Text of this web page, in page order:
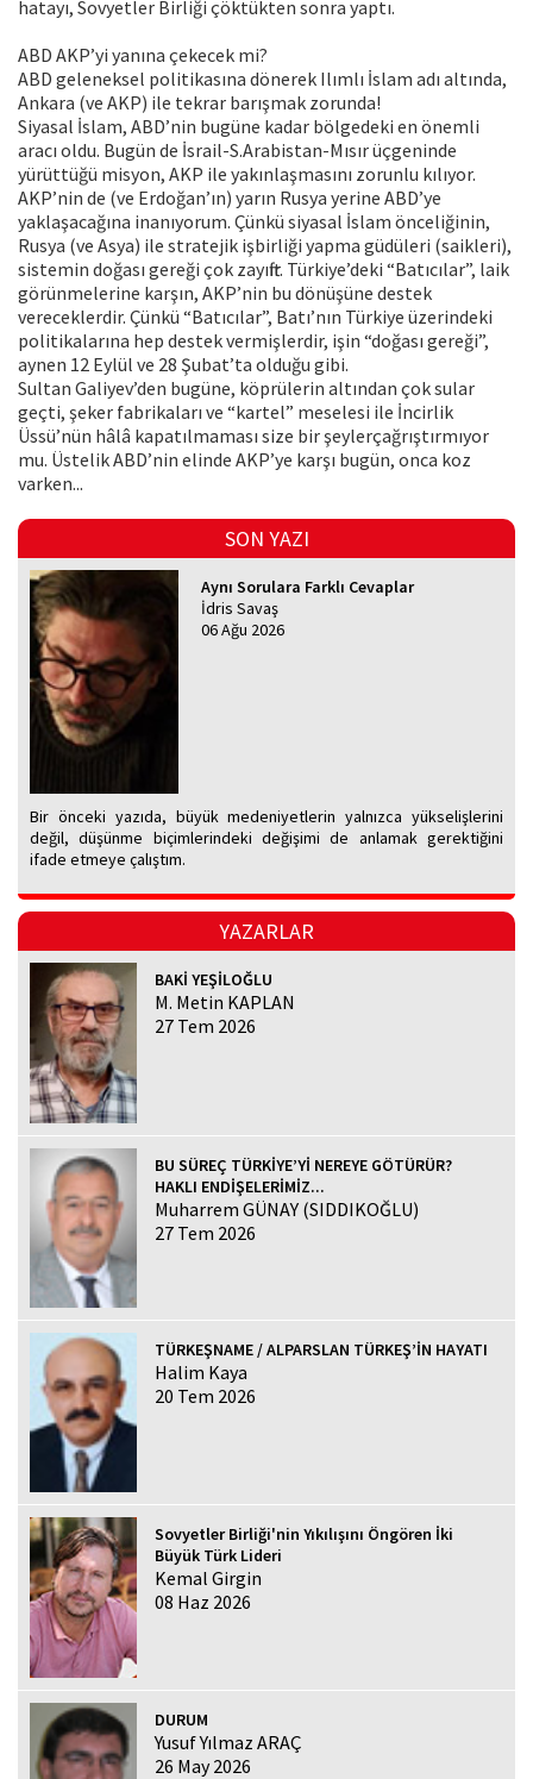
hatayı, Sovyetler Birliği çöktükten sonra yaptı.
ABD AKP’yi yanına çekecek mi?
ABD geleneksel politikasına dönerek Ilımlı İslam adı altında,
Ankara (ve AKP) ile tekrar barışmak zorunda!
Siyasal İslam, ABD’nin bugüne kadar bölgedeki en önemli
aracı oldu. Bugün de İsrail-S.Arabistan-Mısır üçgeninde
yürüttüğü misyon, AKP ile yakınlaşmasını zorunlu kılıyor.
AKP’nin de (ve Erdoğan’ın) yarın Rusya yerine ABD’ye
yaklaşacağına inanıyorum. Çünkü siyasal İslam önceliğinin,
Rusya (ve Asya) ile stratejik işbirliği yapma güdüleri (saikleri),
sistemin doğası gereği çok zayıftır. Türkiye’deki “Batıcılar”, laik
görünmelerine karşın, AKP’nin bu dönüşüne destek
vereceklerdir. Çünkü “Batıcılar”, Batı’nın Türkiye üzerindeki
politikalarına hep destek vermişlerdir, işin “doğası gereği”,
aynen 12 Eylül ve 28 Şubat’ta olduğu gibi.
Sultan Galiyev’den bugüne, köprülerin altından çok sular
geçti, şeker fabrikaları ve “kartel” meselesi ile İncirlik
Üssü’nün hâlâ kapatılmaması size bir şeylerçağrıştırmıyor
mu. Üstelik ABD’nin elinde AKP’ye karşı bugün, onca koz
varken...
SON YAZI
Aynı Sorulara Farklı Cevaplar
İdris Savaş
06 Ağu 2026
Bir önceki yazıda, büyük medeniyetlerin yalnızca yükselişlerini
değil, düşünme biçimlerindeki değişimi de anlamak gerektiğini
ifade etmeye çalıştım.
YAZARLAR
BAKİ YEŞİLOĞLU
M. Metin KAPLAN
27 Tem 2026
BU SÜREÇ TÜRKİYE’Yİ NEREYE GÖTÜRÜR?
HAKLI ENDİŞELERİMİZ...
Muharrem GÜNAY (SIDDIKOĞLU)
27 Tem 2026
TÜRKEŞNAME / ALPARSLAN TÜRKEŞ’İN HAYATI
Halim Kaya
20 Tem 2026
Sovyetler Birliği'nin Yıkılışını Öngören İki
Büyük Türk Lideri
Kemal Girgin
08 Haz 2026
DURUM
Yusuf Yılmaz ARAÇ
26 May 2026